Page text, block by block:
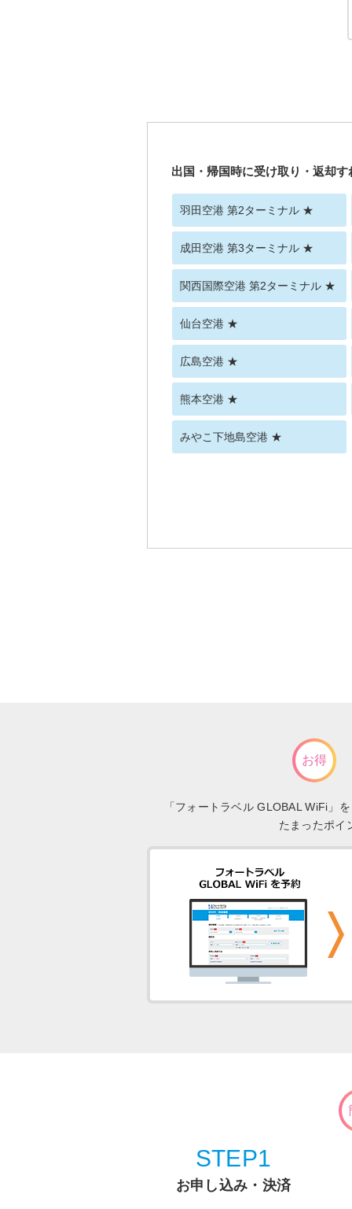
出国・帰国時に受け取り・返却
羽田空港 第2ターミナル ★
成田空港 第3ターミナル ★
関西国際空港 第2ターミナル ★
仙台空港 ★
広島空港 ★
熊本空港 ★
みやこ下地島空港 ★
お得
「フォートラベル GLOBAL WiFi」
たまったポイ
STEP1
お申し込み・決済